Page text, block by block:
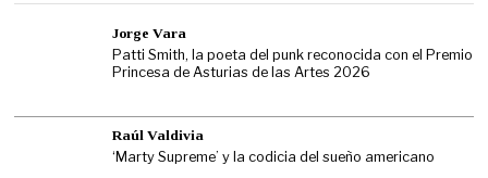
Jorge Vara
Patti Smith, la poeta del punk reconocida con el Premio
Princesa de Asturias de las Artes 2026
Raúl Valdivia
‘Marty Supreme’ y la codicia del sueño americano